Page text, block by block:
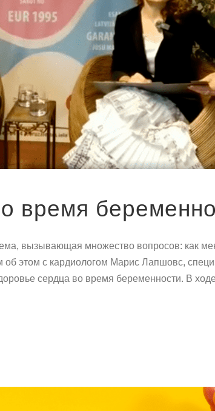
время
вызывающая множество вопросов: как
этом с кардиологом Марис Лапшовс,
сердца во время беременности. В